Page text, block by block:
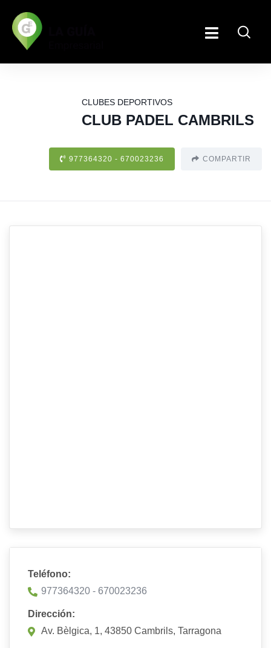
CLUBES DEPORTIVOS
CLUB PADEL CAMBRILS
977364320 - 670023236 COMPARTIR
Teléfono:
977364320 - 670023236
Dirección:
Av. Bèlgica, 1, 43850 Cambrils, Tarragona